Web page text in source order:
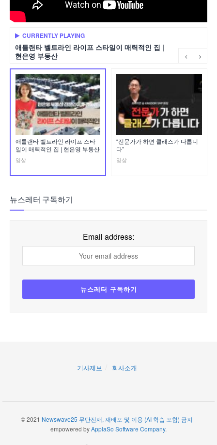
CURRENTLY PLAYING
애틀랜타 벨트라인 라이프 스타일이 매력적인 집 |
현은영 부동산
애틀랜타 벨트라인 라이프 스타
일이 매력적인 집 | 현은영 부동산
영상
“전문가가 하면 클래스가 다릅니
다”
영상
뉴스레터 구독하기
Email address:
기사제보 회사소개
© 2021 Newswave25 무단전재, 재배포 및 이용 (AI 학습 포함) 금지 -
empowered byApplaSo Software Company.